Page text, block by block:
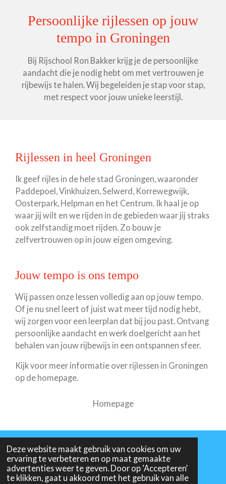
Deze website maakt gebruik van cookies om uw
ervaring te verbeteren en op maat gemaakte
advertenties weer te geven. Door op ‘Accepteren’
te klikken, gaat u akkoord met het gebruik van alle
Persoonlijke rijlessen op jouw
tempo in Groningen
Bij Rijschool Ron Bakker krijg je de persoonlijke
aandacht die je nodig hebt om met vertrouwen je
rijbewijs te halen. Wij begeleiden je stap voor stap,
met respect voor jouw unieke leerstijl.
Rijlessen in heel Groningen
Ik geef rijles in de hele stad Groningen, waaronder
Paddepoel, Vinkhuizen, Selwerd, Korrewegwijk,
Oosterpark, Helpman en het Centrum. Ik haal je op
waar jij wilt en we rijden in de gebieden waar jij straks
ook zelfstandig moet rijden. Zo bouw je
zelfvertrouwen op in jouw eigen omgeving.
Jouw tempo is ons tempo
Wij passen onze lessen volledig aan op jouw tempo.
Of je nu snel leert of juist wat meer tijd nodig hebt,
wij zorgen voor een leerplan dat bij jou past. Ontvang
persoonlijke aandacht en werk doelgericht aan het
behalen van jouw rijbewijs in een ontspannen sfeer.
Kijk voor meer informatie over rijlessen in Groningen
op de homepage.
Homepage
© 2026 Ron Bakker Rijschool KvK 02083421
Powered byJouwWeb